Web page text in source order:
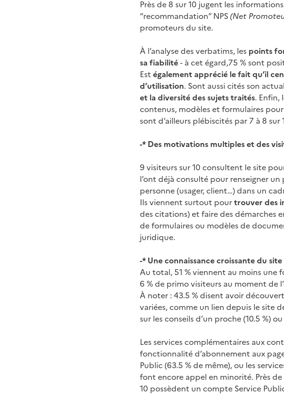
Près de 8 sur 10 jugent les
“recommandation” NPS(Net
promoteurs du site.
À l’analyse des verbatims, les points
sa fiabilité- à cet égard,75 % sont
Est également apprécié le fait qu’il
d’utilisation. Sont aussi cités son
et la diversité des sujets traités. Enfin,
contenus, modèles et formulaires
sont d’ailleurs plébiscités par 7 à 8 sur
-* Des motivations multiples et des
9 visiteurs sur 10 consultent le site
l’ont déjà consulté pour renseigner un
personne (usager, client…) dans un
Ils viennent surtout pourtrouver des
des citations) et faire des démarches
de formulaires ou modèles de
juridique.
-* Une connaissance croissante du
Au total, 51 % viennent au moins une
6 % de primo visiteurs au moment de
À noter : 43.5 % disent avoir
variées, comme un lien depuis le site
sur les conseils d’un proche (10.5 %)
Les services complémentaires aux
fonctionnalité d’abonnement aux
Public (63.5 % de même), ou les
font encore appel en minorité. Près
10 possèdent un compte Service